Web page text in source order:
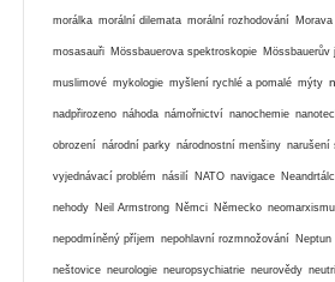
morálka morální dilemata morální rozhodování Morava
mosasauři Mössbauerova spektroskopie Mössbauerův
muslimové mykologie myšlení rychlé a pomalé mýty
nadpřirozeno náhoda námořnictví nanochemie
obrození národní parky národnostní menšiny narušení
vyjednávací problém násilí NATO navigace
nehody Neil Armstrong Němci Německo
nepodmíněný příjem nepohlavní rozmnožování Neptun
neštovice neurologie neuropsychiatrie neurovědy